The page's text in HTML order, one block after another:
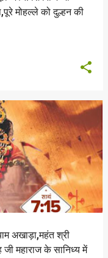
मोहल्ले को दुल्हन की
अखाड़ा,महंत श्री
महाराज के सानिध्य में